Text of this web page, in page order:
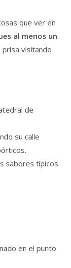
que ver en
al menos un
visitando
de
su calle
sabores típicos
en el punto